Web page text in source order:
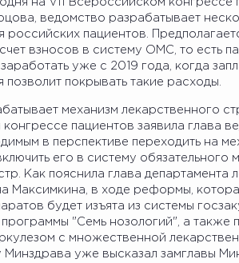
на VII Всероссийском конгрессе
ведомство разрабатывает
российских пациентов.
взносов в систему ОМС, то есть
уже с 2019 года, когда
позволит покрывать такие расходы.
механизм лекарственного
пациентов заявила глава
в перспективе переходить на
его в систему
Как пояснила глава департамента
Максимкина, в ходе реформы,
будет изъята из системы
программы "Семь нозологий", а также
с множественной
Минздрава уже высказал замглавы